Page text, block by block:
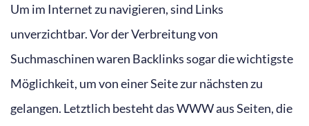
Um im Internet zu navigieren, sind Links
unverzichtbar. Vor der Verbreitung von
Suchmaschinen waren Backlinks sogar die wichtigste
Möglichkeit, um von einer Seite zur nächsten zu
gelangen. Letztlich besteht das WWW aus Seiten, die